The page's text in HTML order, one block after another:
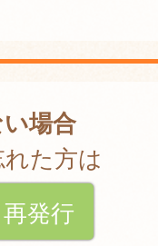
場合
た方は
発行